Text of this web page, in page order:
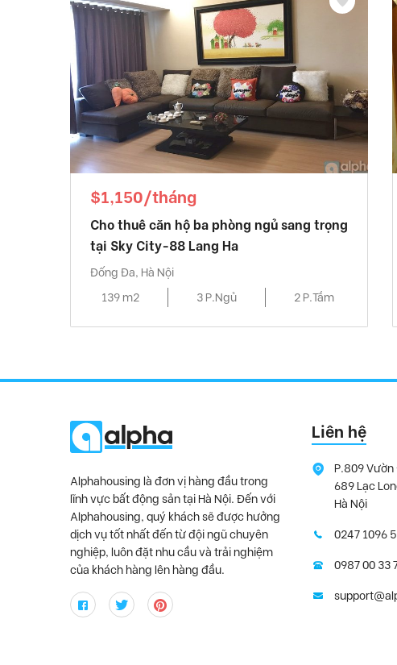
$1,150/tháng
Cho thuê căn hộ ba phòng ngủ sang trọng
tại Sky City-88 Lang Ha
Đống Đa, Hà Nội
139 m2
3 P.Ngủ 2 P.Tắm
Alphahousing là đơn vị hàng đầu trong
lĩnh vực bất động sản tại Hà Nội. Đến với
Alphahousing, quý khách sẽ được hưởng
dịch vụ tốt nhất đến từ đội ngũ chuyên
nghiệp, luôn đặt nhu cầu và trải nghiệm
của khách hàng lên hàng đầu.
Liên hệ
P.809
689 Lạc
Hà Nội
0247 1096
0987 00 33